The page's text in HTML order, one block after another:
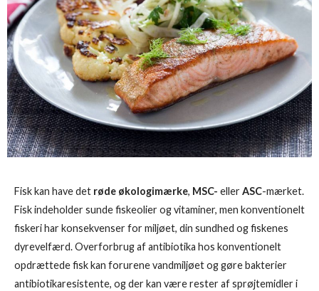
Fisk kan have det røde økologimærke, MSC- ellerASC-mærket.
Fisk indeholder sunde fiskeolier og vitaminer, men konventionelt
fiskeri har konsekvenser for miljøet, din sundhed og fiskenes
dyrevelfærd. Overforbrug af antibiotika hos konventionelt
opdrættede fisk kan forurene vandmiljøet og gøre bakterier
antibiotikaresistente, og der kan være rester af sprøjtemidler i